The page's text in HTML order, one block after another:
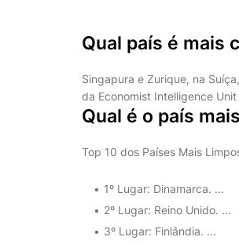
Qual país é mais
Singapura e Zurique, na
da Economist Intelligence Unit
Qual é o país
Top 10 dos Países Mais
1º Lugar: Dinamarca. ...
2º Lugar: Reino Unido. ...
3º Lugar: Finlândia. ...